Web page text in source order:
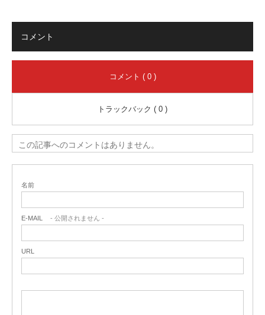
コメント
コメント ( 0 )
トラックバック ( 0 )
この記事へのコメントはありません。
名前
E-MAIL - 公開されません -
URL